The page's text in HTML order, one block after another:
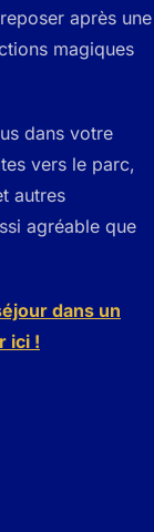
après une
magiques
dans votre
vers le parc,
autres
agréable que
dans un
ici !